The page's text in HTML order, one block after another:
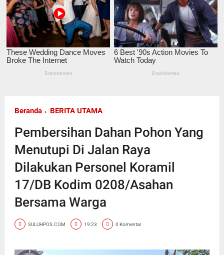
Beranda BERITA UTAMA
Pembersihan Dahan Pohon Yang
Menutupi Di Jalan Raya
Dilakukan Personel Koramil
17/DB Kodim 0208/Asahan
Bersama Warga
SULUHPOS.COM 19:23 0 Komentar